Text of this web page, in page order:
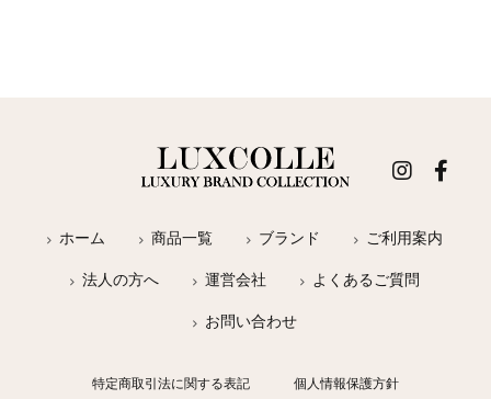
ホーム 商品一覧 ブランド ご利用案内
法人の方へ 運営会社 よくあるご質問
お問い合わせ
特定商取引法に関する表記 個人情報保護方針